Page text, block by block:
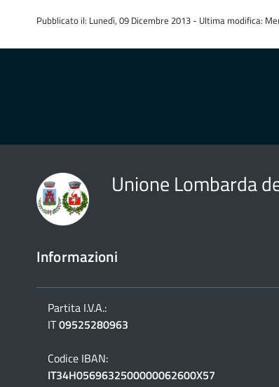
Pubblicato il: Lunedì, 09 Dicembre 2013 - Ultima modifica:
Unione Lombarda
Informazioni
Partita I.V.A.:
IT09525280963
Codice IBAN:
IT34H0569632500000062600X57